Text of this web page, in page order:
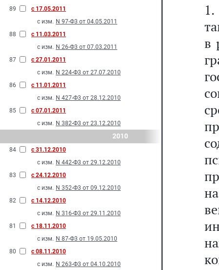
89
с 17.05.2011
с изм. N 97-Ф3 от 04.05.2011
88
с 11.03.2011
с изм. N 26-Ф3 от 07.03.2011
87
с 27.01.2011
с изм. N 224-Ф3 от 27.07.2010
86
с 11.01.2011
с изм. N 427-Ф3 от 28.12.2010
85
с 07.01.2011
с изм. N 382-Ф3 от 23.12.2010
2010
84
с 31.12.2010
с изм. N 442-Ф3 от 29.12.2010
83
с 24.12.2010
с изм. N 352-Ф3 от 09.12.2010
82
с 14.12.2010
с изм. N 316-Ф3 от 29.11.2010
81
с 18.11.2010
с изм. N 87-Ф3 от 19.05.2010
80
с 08.11.2010
с изм. N 263-Ф3 от 04.10.2010
в